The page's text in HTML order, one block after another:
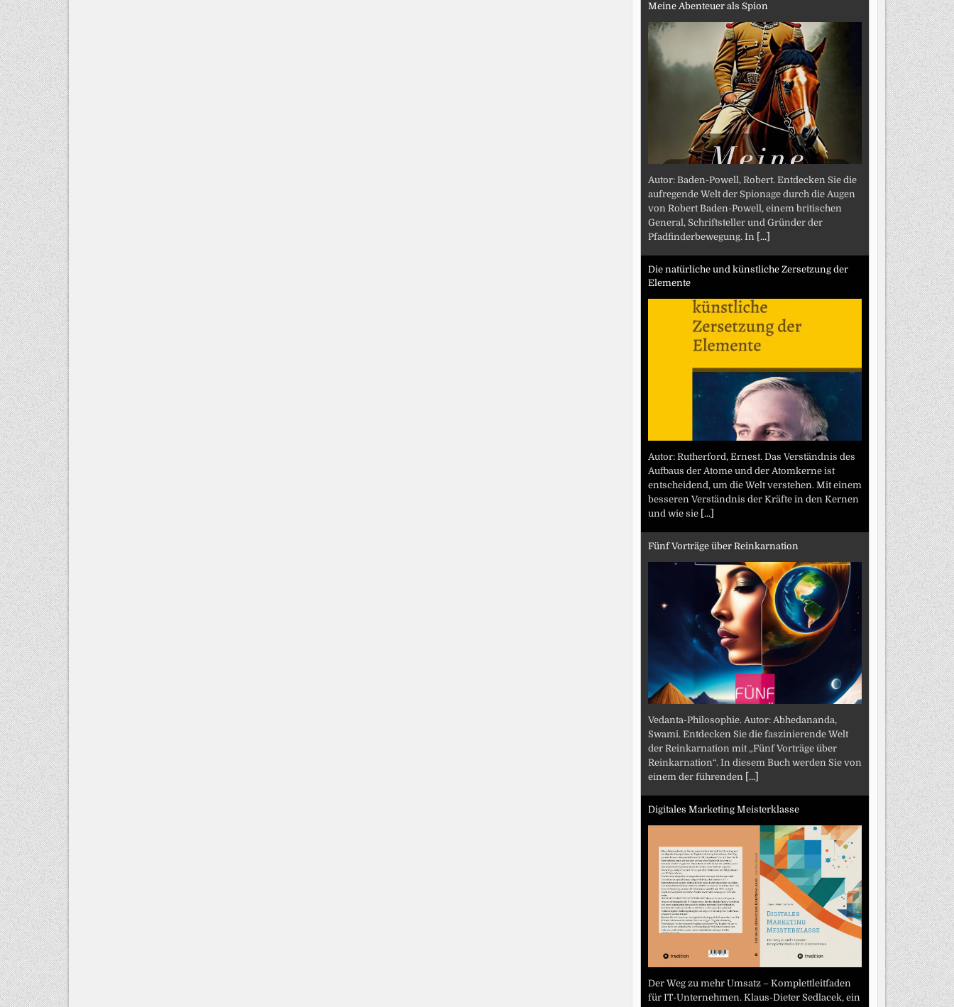
Meine Abenteuer als Spion
Autor: Baden-Powell, Robert. Entdecken Sie die
aufregende Welt der Spionage durch die Augen
von Robert Baden-Powell, einem britischen
General, Schriftsteller und Gründer der
Pfadfinderbewegung. In [...]
Die natürliche und künstliche Zersetzung der
Elemente
Autor: Rutherford, Ernest. Das Verständnis des
Aufbaus der Atome und der Atomkerne ist
entscheidend, um die Welt verstehen. Mit einem
besseren Verständnis der Kräfte in den Kernen
und wie sie [...]
Fünf Vorträge über Reinkarnation
Vedanta-Philosophie. Autor: Abhedananda,
Swami. Entdecken Sie die faszinierende Welt
der Reinkarnation mit „Fünf Vorträge über
Reinkarnation“. In diesem Buch werden Sie von
einem der führenden [...]
Digitales Marketing Meisterklasse
Der Weg zu mehr Umsatz – Komplettleitfaden
für IT-Unternehmen. Klaus-Dieter Sedlacek, ein